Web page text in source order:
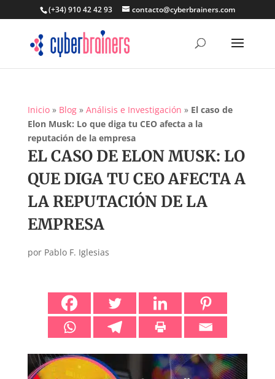
(+34) 910 42 42 93 contacto@cyberbrainers.com
Inicio» Blog» Análisis e Investigación » El caso de
Elon Musk: Lo que diga tu CEO afecta a la
reputación de la empresa
EL CASO DE ELON MUSK: LO
QUE DIGA TU CEO AFECTA A
LA REPUTACIÓN DE LA
EMPRESA
por Pablo F. Iglesias